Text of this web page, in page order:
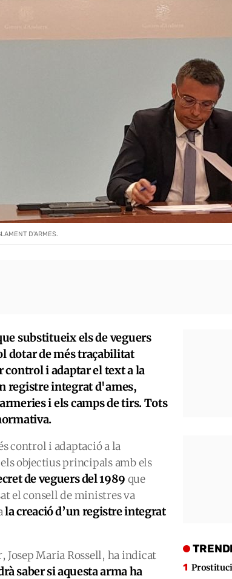
D'ARMES.
substitueix els de veguers
dotar de més traçabilitat
control i adaptar el text a la
registre integrat d'ames,
i els camps de tirs. Tots
control i adaptació a la
objectius principals amb els
de veguers del 1989 que
el consell de ministres va
la creació d’un registre integrat
Maria Rossell, ha indicat
saber si aquesta arma ha